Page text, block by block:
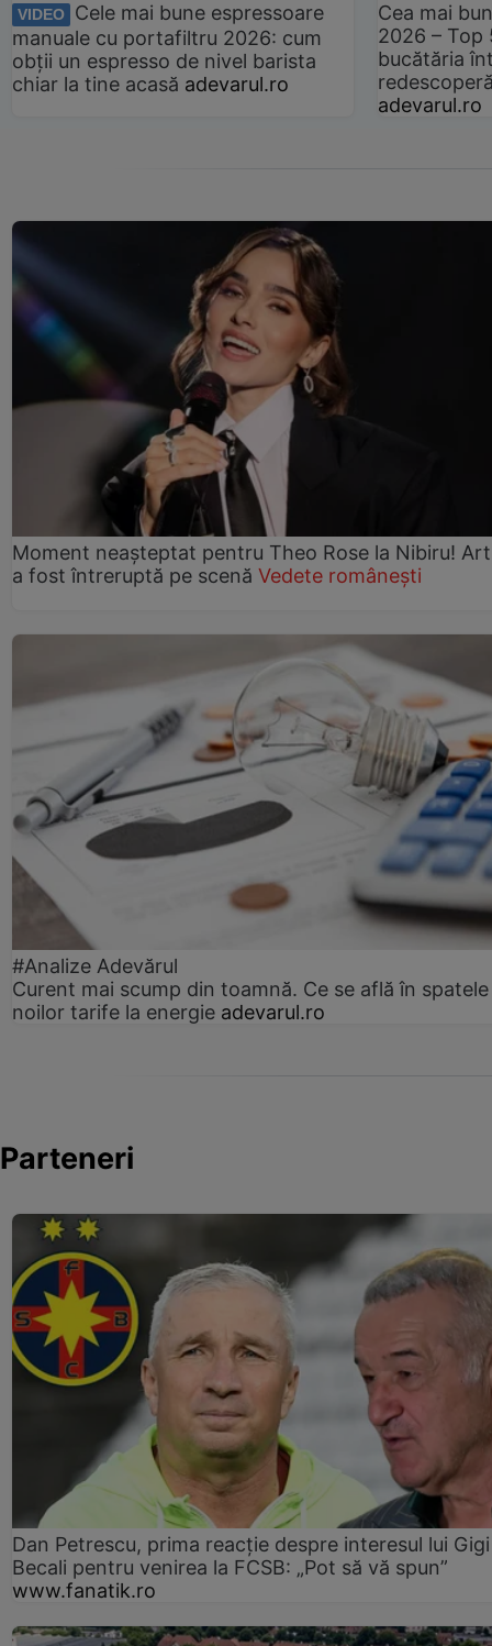
VIDEO
Cele mai bune espressoare
manuale cu portafiltru 2026: cum
obții un espresso de nivel barista
chiar la tine acasă adevarul.ro
Cea mai
2026 –
bucătăria
adevarul.ro
Moment neașteptat pentru Theo Rose la Nibiru!
a fost întreruptă pe scenă Vedete românești
#Analize Adevărul
Curent mai scump din toamnă. Ce se află în spatele
noilor tarife la energie adevarul.ro
Parteneri
Dan Petrescu, prima reacție despre interesul lui Gigi
Becali pentru venirea la FCSB: „Pot să vă spun”
www.fanatik.ro